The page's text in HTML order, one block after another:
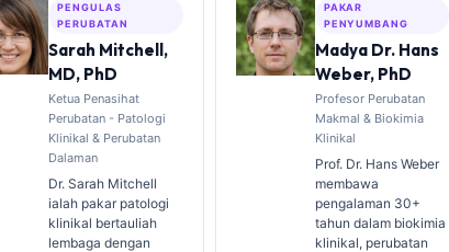
PENGULAS
PERUBATAN
Sarah Mitchell,
MD, PhD
Ketua Penasihat
Perubatan - Patologi
Klinikal & Perubatan
Dalaman
Dr. Sarah Mitchell
ialah pakar patologi
klinikal bertauliah
lembaga dengan
PAKAR
PENYUMBANG
Madya Dr. Hans
Weber, PhD
Profesor Perubatan
Makmal & Biokimia
Klinikal
Prof. Dr. Hans Weber
membawa
pengalaman 30+
tahun dalam biokimia
klinikal, perubatan